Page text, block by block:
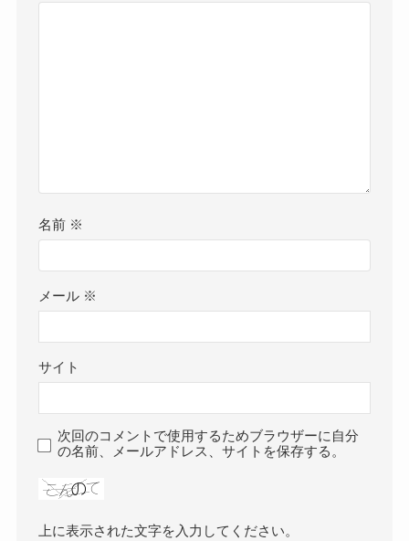
名前 ※
メール ※
サイト
次回のコメントで使用するためブラウザーに自分
の名前、メールアドレス、サイトを保存する。
上に表示された文字を入力してください。